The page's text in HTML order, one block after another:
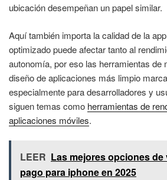
ubicación desempeñan un papel similar.
Aquí también importa la calidad de la
optimizado puede afectar tanto al
autonomía, por eso las herramientas de
diseño de aplicaciones más limpio
especialmente para desarrolladores y
siguen temas como herramientas de
aplicaciones móviles.
LEER Las mejores opciones
pago para iphone en 2025